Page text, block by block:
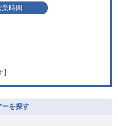
業時間
ーを探す